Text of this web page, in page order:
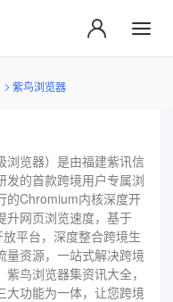
紫鸟浏览器
浏览器）是由福建紫讯信
发的首款跨境用户专属浏
的Chromium内核深度开
升网页浏览速度，基于
平台，深度整合跨境生
量资源，一站式解决跨境
鸟浏览器集资讯大全，
大功能为一体，让您跨境